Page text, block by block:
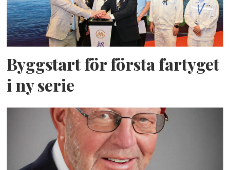
Byggstart för första fartyget
i ny serie